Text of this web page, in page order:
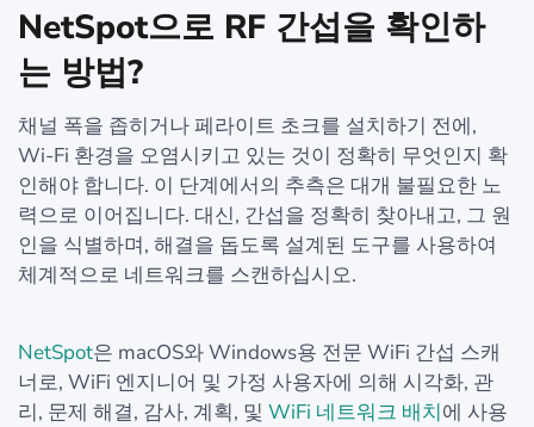
NetSpot으로 RF 간섭을 확인하
는 방법?
채널 폭을 좁히거나 페라이트 초크를 설치하기 전에,
Wi-Fi 환경을 오염시키고 있는 것이 정확히 무엇인지 확
인해야 합니다. 이 단계에서의 추측은 대개 불필요한 노
력으로 이어집니다. 대신, 간섭을 정확히 찾아내고, 그 원
인을 식별하며, 해결을 돕도록 설계된 도구를 사용하여
체계적으로 네트워크를 스캔하십시오.
NetSpot은 macOS와 Windows용 전문 WiFi 간섭 스캐
너로, WiFi 엔지니어 및 가정 사용자에 의해 시각화, 관
리, 문제 해결, 감사, 계획, 및 WiFi 네트워크 배치에 사용